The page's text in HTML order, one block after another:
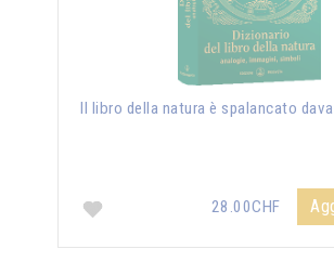
Il libro della natura è spalancato
28.00CHF